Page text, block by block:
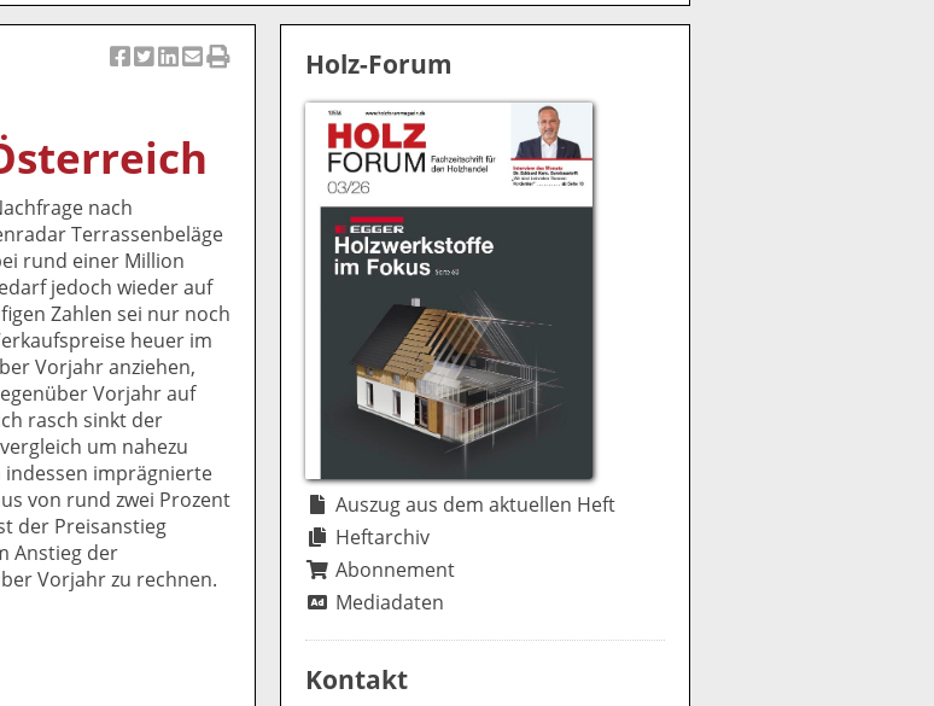
S
el
uf
F
ac
e
b
o
o
k
te
il
e
n
el
tt
er
n
el
Li
n
k
e
di
n
te
il
e
n
k
el
E
m
ai
l
v
er
se
d
e
n
ck
n
nach
Terrassenbeläge
rund einer Million
jedoch wieder auf
Zahlen sei nur noch
heuer im
Vorjahr anziehen,
Vorjahr auf
rasch sinkt der
um nahezu
indessen imprägnierte
von rund zwei Prozent
der Preisanstieg
Anstieg der
Vorjahr zu rechnen.
Holz-Forum
Auszug aus dem aktuellen Heft
Heftarchiv
Abonnement
Mediadaten
Kontakt